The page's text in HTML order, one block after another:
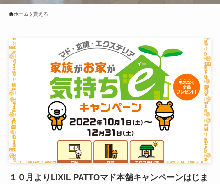
ホーム 貰える
１０月よりLIXIL PATTOマド本舗キャンペーンはじま